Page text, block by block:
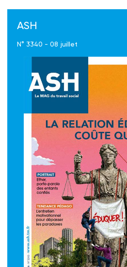
ASH
N° 3340 - 08 juillet